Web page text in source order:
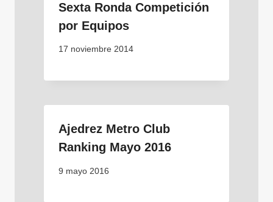
Sexta Ronda Competición
por Equipos
17 noviembre 2014
Ajedrez Metro Club
Ranking Mayo 2016
9 mayo 2016